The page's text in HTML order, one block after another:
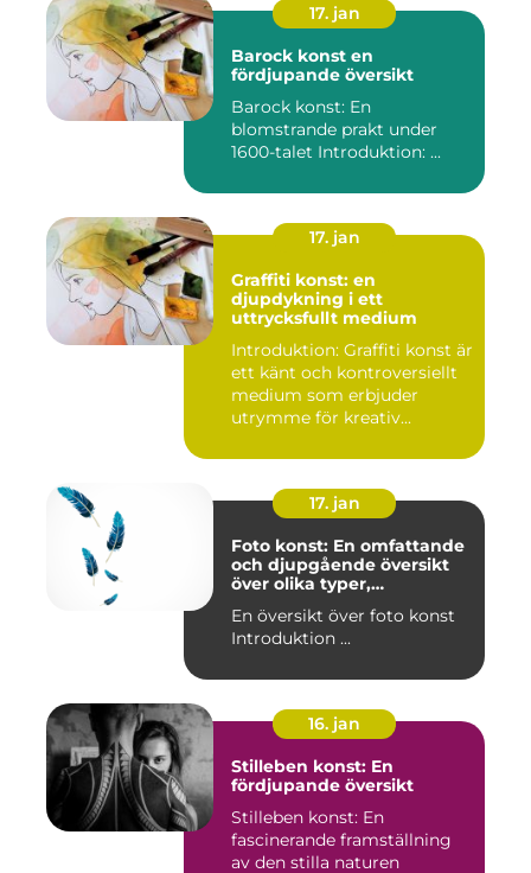
17. jan
Barock konst en
fördjupande översikt
Barock konst: En
blomstrande prakt under
1600-talet Introduktion: ...
17. jan
Graffiti konst: en
djupdykning i ett
uttrycksfullt medium
Introduktion: Graffiti konst är
ett känt och kontroversiellt
medium som erbjuder
utrymme för kreativ...
17. jan
Foto konst: En omfattande
och djupgående översikt
över olika typer,
aspekter
En översikt över foto konst
Introduktion ...
16. jan
Stilleben konst: En
fördjupande översikt
Stilleben konst: En
fascinerande framställning
av den stilla naturen